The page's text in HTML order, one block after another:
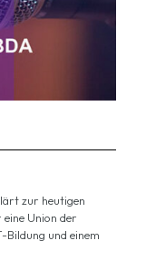
zur heutigen
Union der
Bildung und einem